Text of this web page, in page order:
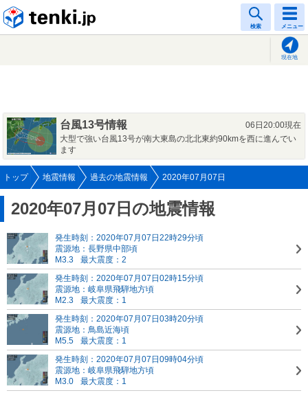
検索 メニュー
現在地
台風13号情報
06日20:00現在
大型で強い台風13号が南大東島の北北東約90kmを西に進んでい
ます
トップ 地震情報 過去の地震情報 2020年07月07日
2020年07月07日の地震情報
発生時刻：2020年07月07日22時29分頃
震源地：長野県中部頃
M3.3
最大震度：2
発生時刻：2020年07月07日02時15分頃
震源地：岐阜県飛騨地方頃
M2.3
最大震度：1
発生時刻：2020年07月07日03時20分頃
震源地：鳥島近海頃
M5.5
最大震度：1
発生時刻：2020年07月07日09時04分頃
震源地：岐阜県飛騨地方頃
M3.0
最大震度：1